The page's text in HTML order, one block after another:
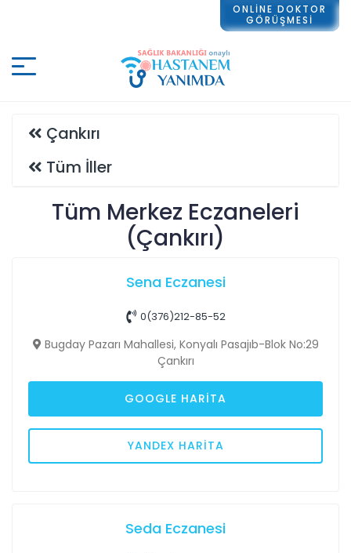
Çankırı
Tüm İller
Tüm Merkez Eczaneleri
(Çankırı)
Sena Eczanesi
0(376)212-85-52
Bugday Pazarı Mahallesi, Konyalı Pasajıb-Blok No:29
Çankırı
GOOGLE HARITA
YANDEX HARITA
Seda Eczanesi
ONLİNE DOKTOR
GÖRÜŞMESİ